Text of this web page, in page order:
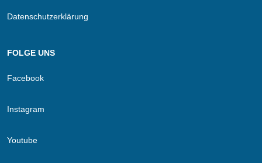
Datenschutzerklärung
FOLGE UNS
Facebook
Instagram
Youtube